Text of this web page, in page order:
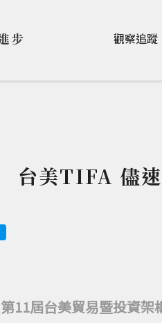
步 觀察追蹤
台美TIFA 儘
11屆台美貿易暨投資